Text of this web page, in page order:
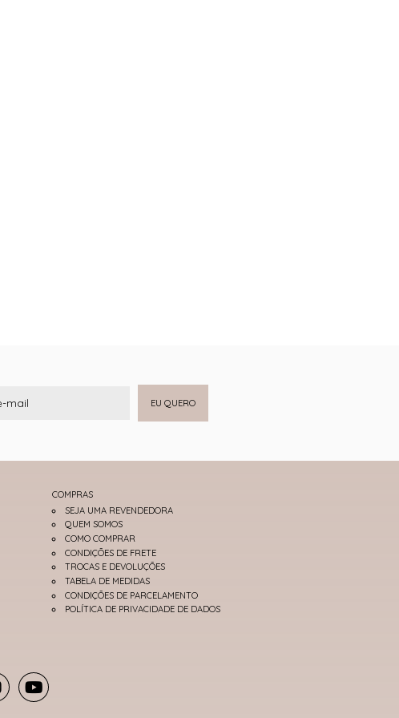
EU QUERO
COMPRAS
SEJA UMA REVENDEDORA
QUEM SOMOS
COMO COMPRAR
CONDIÇÕES DE FRETE
TROCAS E DEVOLUÇÕES
TABELA DE MEDIDAS
CONDIÇÕES DE PARCELAMENTO
POLÍTICA DE PRIVACIDADE DE DADOS